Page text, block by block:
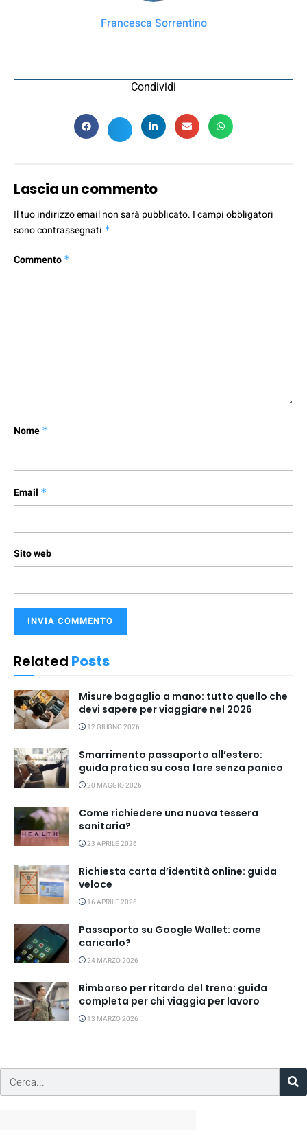
Francesca Sorrentino
Condividi
Lascia un commento
Il tuo indirizzo email non sarà pubblicato. I campi obbligatori
sono contrassegnati *
Commento *
Nome *
Email *
Sito web
Related Posts
Misure bagaglio a mano: tutto quello che
devi sapere per viaggiare nel 2026
12 GIUGNO 2026
Smarrimento passaporto all’estero:
guida pratica su cosa fare senza panico
20 MAGGIO 2026
Come richiedere una nuova tessera
sanitaria?
23 APRILE 2026
Richiesta carta d’identità online: guida
veloce
16 APRILE 2026
Passaporto su Google Wallet: come
caricarlo?
24 MARZO 2026
Rimborso per ritardo del treno: guida
completa per chi viaggia per lavoro
13 MARZO 2026